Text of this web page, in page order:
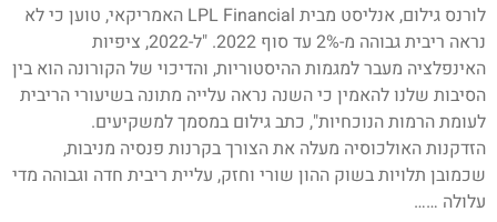
לורנס גילום, אנליסט מבית LPL Financial האמריקאי, טוען כי לא
נראה ריבית גבוהה מ-2% עד סוף 2022. "ל-2022, ציפיות
האינפלציה מעבר למגמות ההיסטוריות, והדיכוי של הקורונה הוא בין
הסיבות שלנו להאמין כי השנה נראה עלייה מתונה בשיעורי הריבית
לעומת הרמות הנוכחיות", כתב גילום במסמך למשקיעים.
הזדקנות האולכוסיה מעלה את הצורך בקרנות פנסיה מניבות,
שכמובן תלויות בשוק ההון שורי וחזק, עליית ריבית חדה וגבוהה מדי
עלולה ……